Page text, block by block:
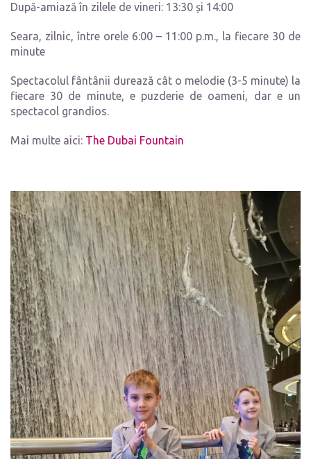
După-amiază în zilele de vineri: 13:30 și 14:00
Seara, zilnic, între orele 6:00 – 11:00 p.m., la fiecare 30 de
minute
Spectacolul fântânii durează cât o melodie (3-5 minute) la
fiecare 30 de minute, e puzderie de oameni, dar e un
spectacol grandios.
Mai multe aici: The Dubai Fountain